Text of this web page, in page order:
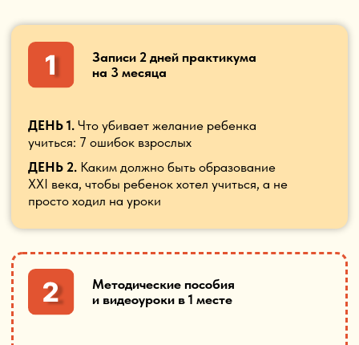
пор контролируете уроки”
садился за домашку сам?”
✔ Руководство “Почему современные дети
перестали реагировать на давление, оценки и
наказания”
родители”
✔ Видео-подборка нейроупражнений
“Тренируем мозг за 10 минут в день”
✔ Руководство «Почему ребёнок психует из-за
уроков и что с этим делать без криков»
✔ Видеоурок “Какие фразы и стратегии
снижают количество конфликтов и помогают
✔ Практическое руководство "Антикрик-
за уроков”
✔ Родительский навигатор «Что делать, если
ребенок не хочет учиться: 15 решений для
самых частых ситуаций»